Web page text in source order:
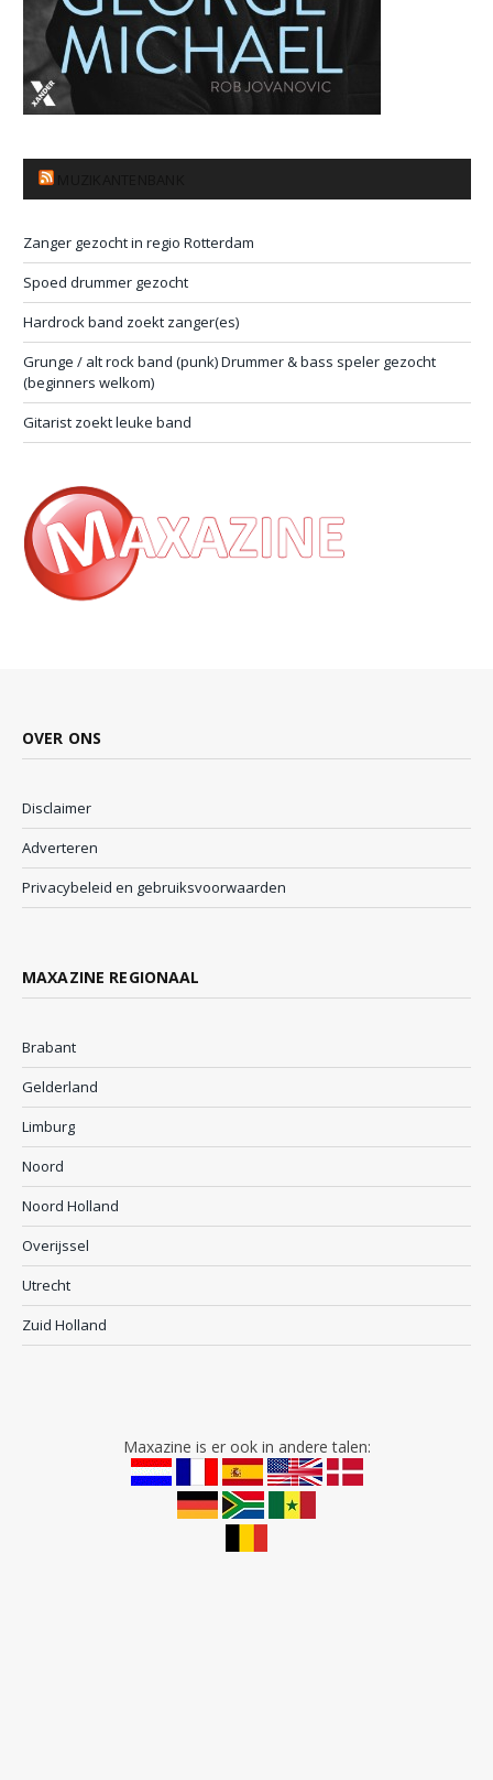
Zanger gezocht in regio Rotterdam
Spoed drummer gezocht
Hardrock band zoekt zanger(es)
Grunge / alt rock band (punk) Drummer & bass speler gezocht
(beginners welkom)
Gitarist zoekt leuke band
OVER ONS
Disclaimer
Adverteren
Privacybeleid en gebruiksvoorwaarden
MAXAZINE REGIONAAL
Brabant
Gelderland
Limburg
Noord
Noord Holland
Overijssel
Utrecht
Zuid Holland
Maxazine is er ook in andere talen: